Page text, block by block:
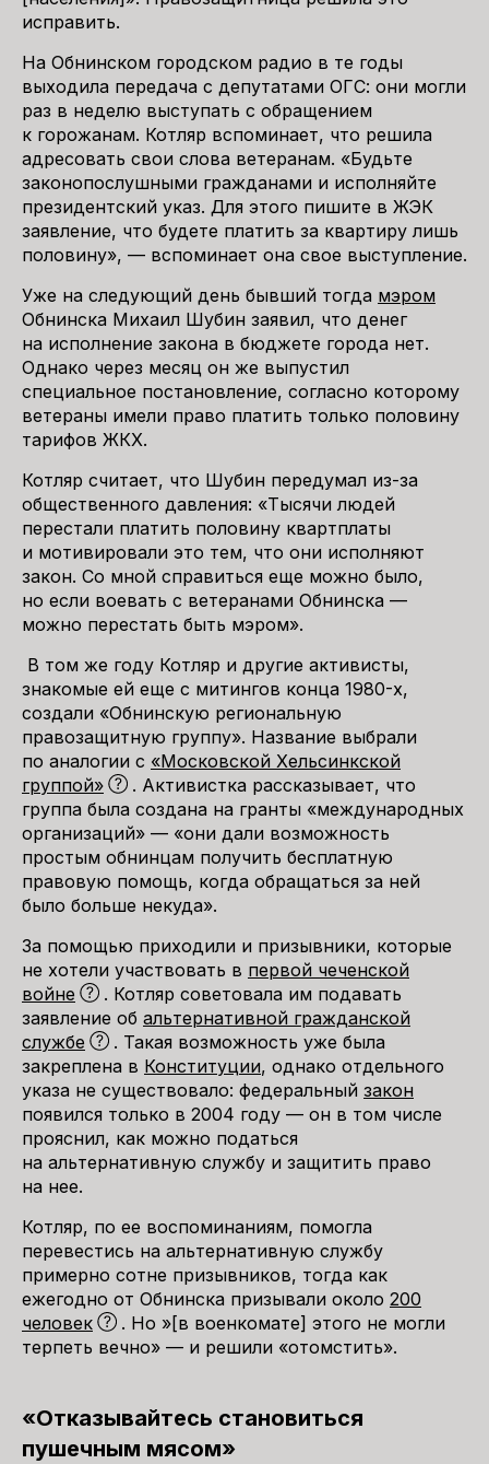
исправить.
На Обнинском городском радио в те годы
выходила передача с депутатами ОГС: они могли
раз в неделю выступать с обращением
к горожанам. Котляр вспоминает, что решила
адресовать свои слова ветеранам. «Будьте
законопослушными гражданами и исполняйте
президентский указ. Для этого пишите в ЖЭК
заявление, что будете платить за квартиру лишь
половину», — вспоминает она свое выступление.
Уже на следующий день бывший тогда мэром
Обнинска Михаил Шубин заявил, что денег
на исполнение закона в бюджете города нет.
Однако через месяц он же выпустил
специальное постановление, согласно которому
ветераны имели право платить только половину
тарифов ЖКХ.
Котляр считает, что Шубин передумал из-за
общественного давления: «Тысячи людей
перестали платить половину квартплаты
и мотивировали это тем, что они исполняют
закон. Со мной справиться еще можно было,
но если воевать с ветеранами Обнинска —
можно перестать быть мэром».
В том же году Котляр и другие активисты,
знакомые ей еще с митингов конца 1980-х,
создали «Обнинскую региональную
правозащитную группу». Название выбрали
по аналогии с «Московской Хельсинкской
группой»
. Активистка рассказывает, что
группа была создана на гранты «международных
организаций» — «они дали возможность
простым обнинцам получить бесплатную
правовую помощь, когда обращаться за ней
было больше некуда».
За помощью приходили и призывники, которые
не хотели участвовать в первой чеченской
войне
. Котляр советовала им подавать
заявление об альтернативной гражданской
службе
. Такая возможность уже была
закреплена в Конституции, однако отдельного
указа не существовало: федеральный закон
появился только в 2004 году — он в том числе
прояснил, как можно податься
на альтернативную службу и защитить право
на нее.
Котляр, по ее воспоминаниям, помогла
перевестись на альтернативную службу
примерно сотне призывников, тогда как
ежегодно от Обнинска призывали около 200
человек
. Но »[в военкомате] этого не могли
терпеть вечно» — и решили «отомстить».
«Отказывайтесь становиться
пушечным мясом»